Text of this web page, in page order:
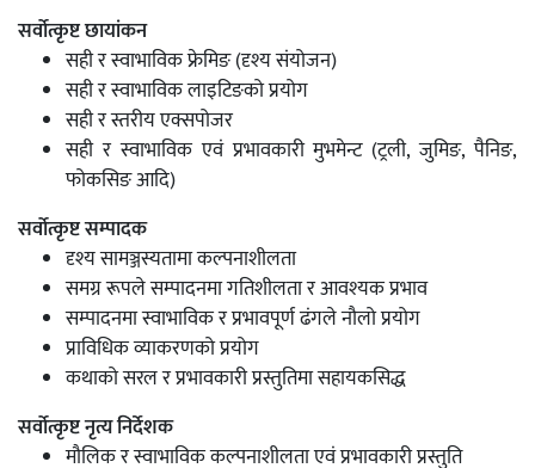
सर्वोत्कृष्ट छायांकन
सही र स्वाभाविक फ्रेमिङ (दृश्य संयोजन)
सही र स्वाभाविक लाइटिङको प्रयोग
सही र स्तरीय एक्सपोजर
सही र स्वाभाविक एवं प्रभावकारी मुभमेन्ट (ट्रली, जुमिङ, पैनिङ,
फोकसिङ आदि)
सर्वोत्कृष्ट सम्पादक
दृश्य सामञ्जस्यतामा कल्पनाशीलता
समग्र रूपले सम्पादनमा गतिशीलता र आवश्यक प्रभाव
सम्पादनमा स्वाभाविक र प्रभावपूर्ण ढंगले नौलो प्रयोग
प्राविधिक व्याकरणको प्रयोग
कथाको सरल र प्रभावकारी प्रस्तुतिमा सहायकसिद्ध
सर्वोत्कृष्ट नृत्य निर्देशक
मौलिक र स्वाभाविक कल्पनाशीलता एवं प्रभावकारी प्रस्तुति